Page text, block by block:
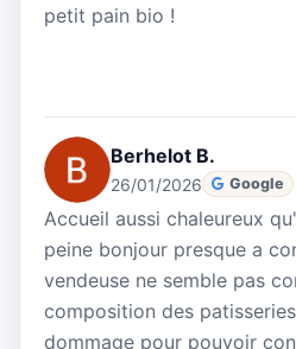
petit pain bio !
Berhelot B.
26/01/2026 Google
Accueil aussi chaleureux
peine bonjour presque a
vendeuse ne semble pas
composition des
dommage pour pouvoir